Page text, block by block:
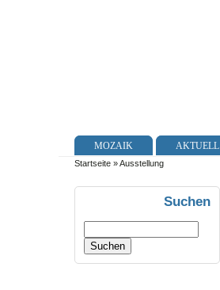
MOZAIK AKTUELL
Startseite » Ausstellung
Suchen